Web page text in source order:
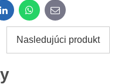
LinkedInWhatsApp
E-
mail
Nasledujúci produkt